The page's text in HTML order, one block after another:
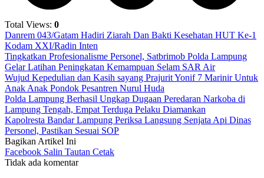
Total Views: 0
Danrem 043/Gatam Hadiri Ziarah Dan Bakti Kesehatan HUT Ke-1
Kodam XXI/Radin Inten
Tingkatkan Profesionalisme Personel, Satbrimob Polda Lampung
Gelar Latihan Peningkatan Kemampuan Selam SAR Air
Wujud Kepedulian dan Kasih sayang Prajurit Yonif 7 Marinir Untuk
Anak Anak Pondok Pesantren Nurul Huda
Polda Lampung Berhasil Ungkap Dugaan Peredaran Narkoba di
Lampung Tengah, Empat Terduga Pelaku Diamankan
Kapolresta Bandar Lampung Periksa Langsung Senjata Api Dinas
Personel, Pastikan Sesuai SOP
Bagikan Artikel Ini
Facebook Salin Tautan Cetak
Tidak ada komentar